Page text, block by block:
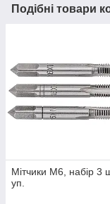
Подібні товари
Мітчики M6, набір 3
уп.